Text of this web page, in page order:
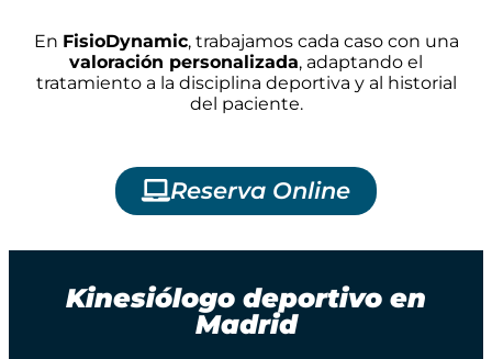
En FisioDynamic, trabajamos cada caso con una
valoración personalizada, adaptando el
tratamiento a la disciplina deportiva y al historial
del paciente.
Reserva Online
Kinesiólogo deportivo en
Madrid